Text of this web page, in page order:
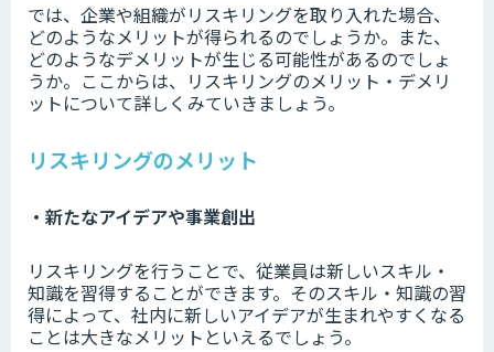
では、企業や組織がリスキリングを取り入れた場合、
どのようなメリットが得られるのでしょうか。また、
どのようなデメリットが生じる可能性があるのでしょ
うか。ここからは、リスキリングのメリット・デメリ
ットについて詳しくみていきましょう。
リスキリングのメリット
・新たなアイデアや事業創出
リスキリングを行うことで、従業員は新しいスキル・
知識を習得することができます。そのスキル・知識の習
得によって、社内に新しいアイデアが生まれやすくなる
ことは大きなメリットといえるでしょう。